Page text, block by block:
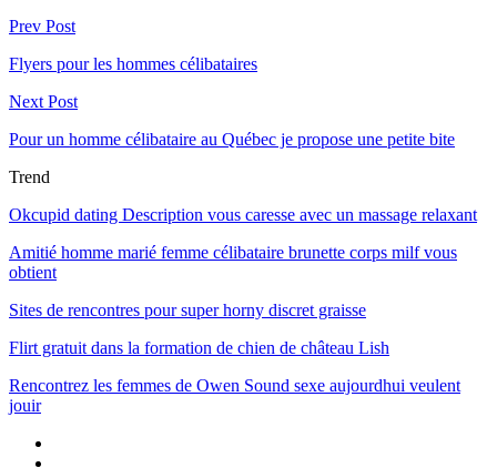
Prev Post
Flyers pour les hommes célibataires
Next Post
Pour un homme célibataire au Québec je propose une petite bite
Trend
Okcupid dating Description vous caresse avec un massage relaxant
Amitié homme marié femme célibataire brunette corps milf vous
obtient
Sites de rencontres pour super horny discret graisse
Flirt gratuit dans la formation de chien de château Lish
Rencontrez les femmes de Owen Sound sexe aujourdhui veulent
jouir